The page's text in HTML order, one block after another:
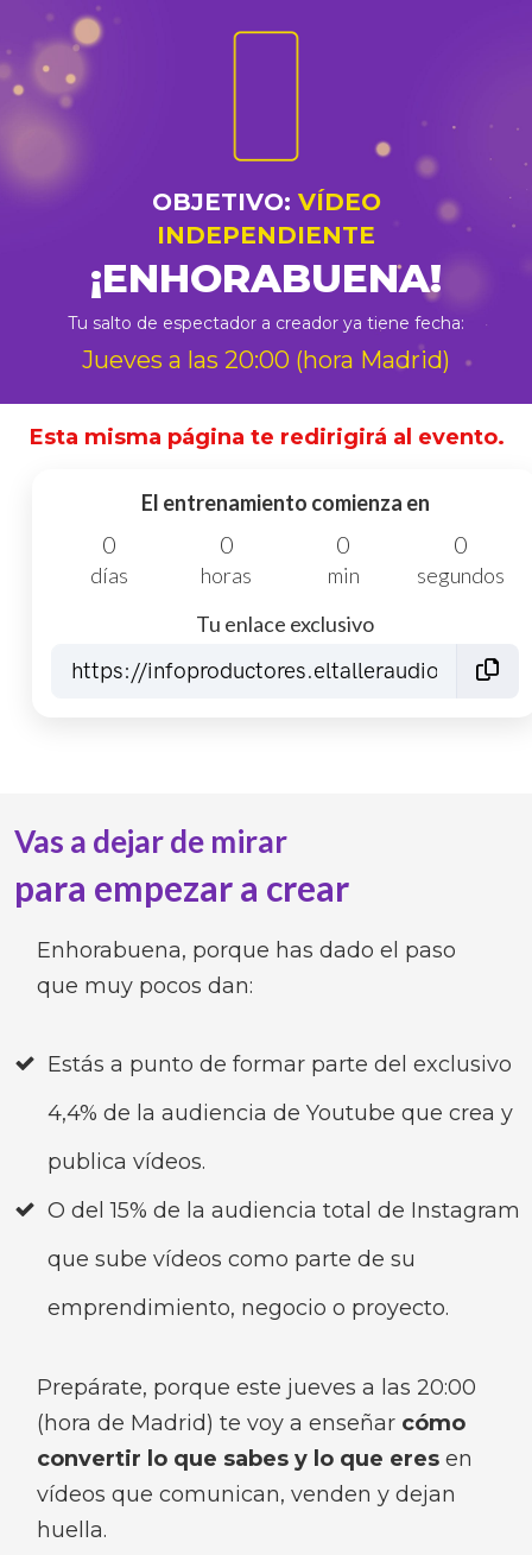
OBJETIVO: VÍDEO
INDEPENDIENTE
¡ENHORABUENA!
Tu salto de espectador a creador ya tiene fecha:
Jueves a las 20:00 (hora Madrid)
Esta misma página te redirigirá al evento.
El entrenamiento comienza en
0
días
0
horas
0
min
0
segundos
Tu enlace exclusivo
Vas a dejar de mirar
para empezar a crear
Enhorabuena, porque has dado el paso
que muy pocos dan:
Estás a punto de formar parte del exclusivo
4,4% de la audiencia de Youtube que crea y
publica vídeos.
O del 15% de la audiencia total de Instagram
que sube vídeos como parte de su
emprendimiento, negocio o proyecto.
Prepárate, porque este jueves a las 20:00
(hora de Madrid) te voy a enseñar cómo
convertir lo que sabes y lo que eres en
vídeos que comunican, venden y dejan
huella.